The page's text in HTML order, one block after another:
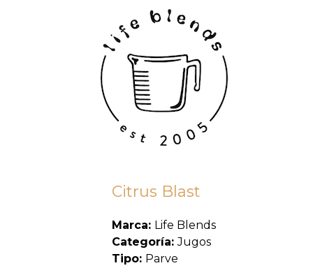
Citrus Blast
Marca: Life Blends
Categoría:Jugos
Tipo: Parve